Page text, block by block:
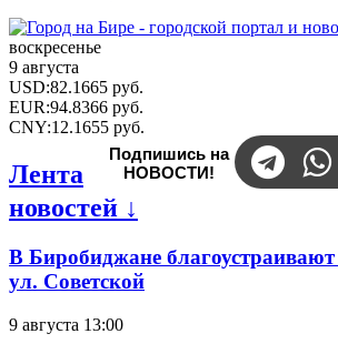
воскресенье
9 августа
USD:82.1665 руб.
EUR:94.8366 руб.
CNY:12.1655 руб.
Подпишись на
НОВОСТИ!
Лента
новостей ↓
В Биробиджане благоустраивают
ул. Советской
9 августа 13:00